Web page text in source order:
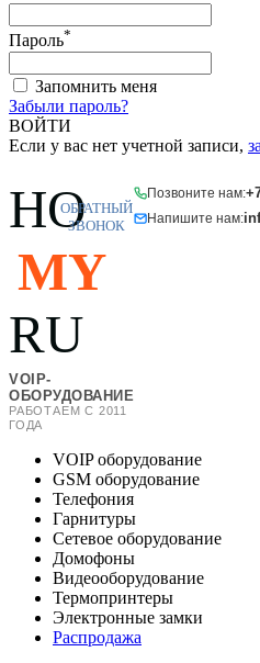
Пароль*
Запомнить меня
Забыли пароль?
ВОЙТИ
Если у вас нет учетной записи,
HO
MY
RU
VOIP-
ОБОРУДОВАНИЕ
РАБОТАЕМ С 2011
ГОДА
Позвоните нам:
Напишите нам:
ОБРАТНЫЙ
ЗВОНОК
VOIP оборудование
GSM оборудование
Телефония
Гарнитуры
Сетевое оборудование
Домофоны
Видеооборудование
Термопринтеры
Электронные замки
Распродажа